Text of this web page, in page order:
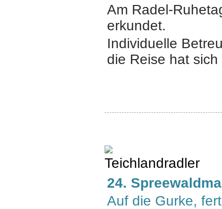
Am Radel-
erkundet.
Individuelle
die Reise hat
24.
Auf die Gurke,